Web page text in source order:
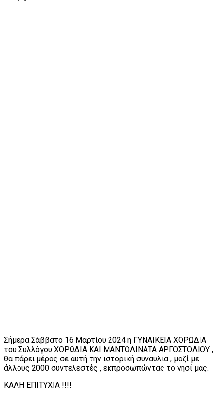
Σήμερα Σάββατο 16 Μαρτίου 2024 η ΓΥΝΑΙΚΕΙΑ ΧΟΡΩΔΙΑ
του Συλλόγου ΧΟΡΩΔΙΑ ΚΑΙ ΜΑΝΤΟΛΙΝΑΤΑ ΑΡΓΟΣΤΟΛΙΟΥ ,
θα πάρει μέρος σε αυτή την ιστορική συναυλία , μαζί με
άλλους 2000 συντελεστές , εκπροσωπώντας το νησί μας.
ΚΑΛΗ ΕΠΙΤΥΧΙΑ !!!!